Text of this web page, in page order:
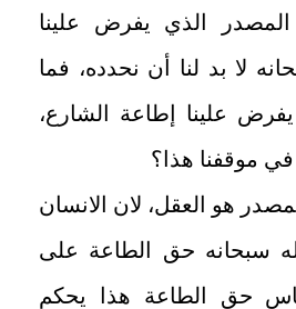
الذي يفرض علينا
لا بد لنا أن نحدده، فما
علينا إطاعة الشارع،
موقفنا هذا؟
هو العقل، لان الانسان
سبحانه حق الطاعة على
حق الطاعة هذا يحكم